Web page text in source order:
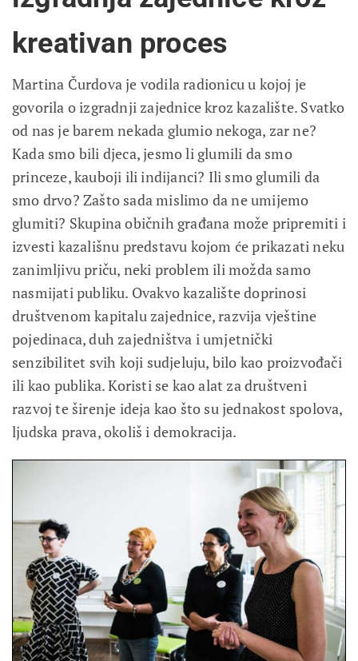
kreativan proces
Martina Čurdova je vodila radionicu u kojoj je
govorila o izgradnji zajednice kroz kazalište. Svatko
od nas je barem nekada glumio nekoga, zar ne?
Kada smo bili djeca, jesmo li glumili da smo
princeze, kauboji ili indijanci? Ili smo glumili da
smo drvo? Zašto sada mislimo da ne umijemo
glumiti? Skupina običnih građana može pripremiti i
izvesti kazališnu predstavu kojom će prikazati neku
zanimljivu priču, neki problem ili možda samo
nasmijati publiku. Ovakvo kazalište doprinosi
društvenom kapitalu zajednice, razvija vještine
pojedinaca, duh zajedništva i umjetnički
senzibilitet svih koji sudjeluju, bilo kao proizvođači
ili kao publika. Koristi se kao alat za društveni
razvoj te širenje ideja kao što su jednakost spolova,
ljudska prava, okoliš i demokracija.